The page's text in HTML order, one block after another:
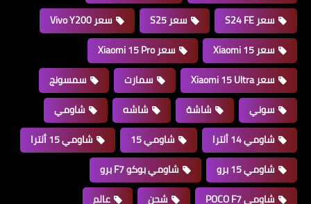
سعر S24 FE
سعر S25
سعر Vivo Y200
سعر Xiaomi 15
سعر Xiaomi 15 Pro
سعر Xiaomi 15 Ultra
سمارت
سمسونج
سوني
شاشة شاشه
شاومي
شاومي 14 ألترا
شاومي 15
شاومي 15 ألترا
شاومي 15 برو
شاومي بوكو F7 برو
شاومي POCO F7
شحن عالم